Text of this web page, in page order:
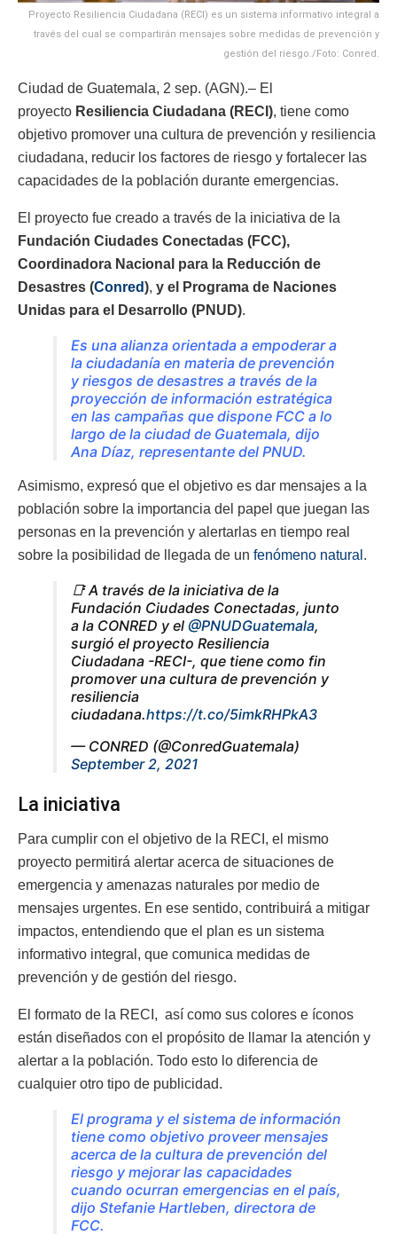
Proyecto Resiliencia Ciudadana (RECI) es un sistema informativo integral a
través del cual se compartirán mensajes sobre medidas de prevención y
gestión del riesgo./Foto: Conred.
Ciudad de Guatemala, 2 sep. (AGN).– El
proyecto Resiliencia Ciudadana (RECI), tiene como
objetivo promover una cultura de prevención y resiliencia
ciudadana, reducir los factores de riesgo y fortalecer las
capacidades de la población durante emergencias.
El proyecto fue creado a través de la iniciativa de la
Fundación Ciudades Conectadas (FCC),
Coordinadora Nacional para la Reducción de
Desastres (Conred), y el Programa de Naciones
Unidas para el Desarrollo (PNUD).
Es una alianza orientada a empoderar a
la ciudadanía en materia de prevención
y riesgos de desastres a través de la
proyección de información estratégica
en las campañas que dispone FCC a lo
largo de la ciudad de Guatemala, dijo
Ana Díaz, representante del PNUD.
Asimismo, expresó que el objetivo es dar mensajes a la
población sobre la importancia del papel que juegan las
personas en la prevención y alertarlas en tiempo real
sobre la posibilidad de llegada de un fenómeno natural .
📑 A través de la iniciativa de la
Fundación Ciudades Conectadas, junto
a la CONRED y el @PNUDGuatemala,
surgió el proyecto Resiliencia
Ciudadana -RECI-, que tiene como fin
promover una cultura de prevención y
resiliencia
ciudadana.https://t.co/5imkRHPkA3
— CONRED (@ConredGuatemala)
September 2, 2021
La iniciativa
Para cumplir con el objetivo de la RECI, el mismo
proyecto permitirá alertar acerca de situaciones de
emergencia y amenazas naturales por medio de
mensajes urgentes. En ese sentido, contribuirá a mitigar
impactos, entendiendo que el plan es un sistema
informativo integral, que comunica medidas de
prevención y de gestión del riesgo.
El formato de la RECI, así como sus colores e íconos
están diseñados con el propósito de llamar la atención y
alertar a la población. Todo esto lo diferencia de
cualquier otro tipo de publicidad.
El programa y el sistema de información
tiene como objetivo proveer mensajes
acerca de la cultura de prevención del
riesgo y mejorar las capacidades
cuando ocurran emergencias en el país,
dijo Stefanie Hartleben, directora de
FCC.